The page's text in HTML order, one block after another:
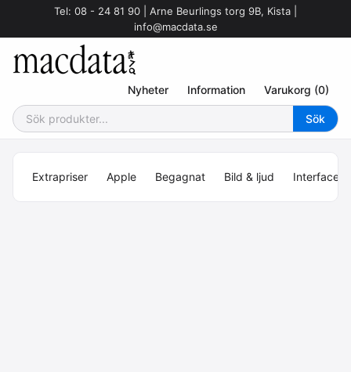
Tel: 08 - 24 81 90 | Arne Beurlings torg 9B, Kista |
info@macdata.se
Nyheter Information Varukorg (0)
Extrapriser Apple Begagnat Bild & ljud Interface